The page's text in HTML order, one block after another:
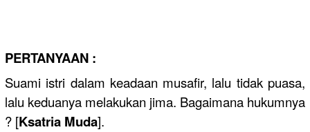
PERTANYAAN :
Suami istri dalam keadaan musafir, lalu tidak puasa,
lalu keduanya melakukan jima. Bagaimana hukumnya
? [Ksatria Muda].